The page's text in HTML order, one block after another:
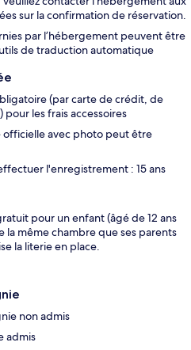
sur la confirmation de réservation.
par l’hébergement peuvent être
de traduction automatique
(par carte de crédit, de
les frais accessoires
avec photo peut être
l'enregistrement : 15 ans
pour un enfant (âgé de 12 ans
la même chambre que ses parents
la literie en place.
non admis
admis